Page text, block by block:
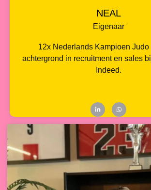
NEAL
Eigenaar
12x Nederlands Kampioen Judo
achtergrond in recruitment en sales
Indeed.